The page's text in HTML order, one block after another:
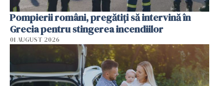
Pompierii români, pregătiţi să intervină în
Grecia pentru stingerea incendiilor
01 AUGUST 2026